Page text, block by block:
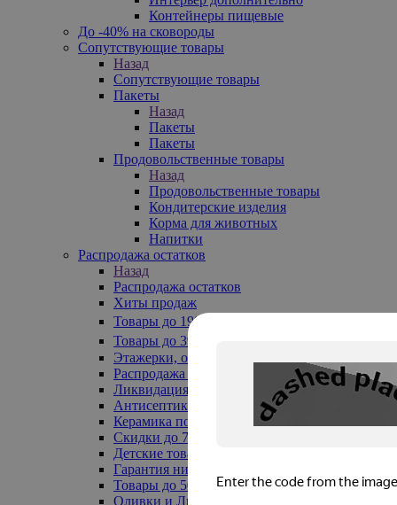
Контейнеры пищевые
До -40% на сковороды
Сопутствующие товары
Назад
Сопутствующие товары
Пакеты
Назад
Пакеты
Пакеты
Продовольственные товары
Назад
Продовольственные товары
Кондитерские изделия
Корма для животных
Напитки
Распродажа остатков
Назад
Распродажа остатков
Хиты продаж
Товары до 199₽
Товары до 399₽
Этажерки, обувницы
Распродажа текстиля до -50%
Ликвидация до -70%
Антисептики
Керамика по 129 руб
Скидки до 70%
Детские товары
Гарантия низкой цены
Товары до 500 руб
Оливки и Лимоны